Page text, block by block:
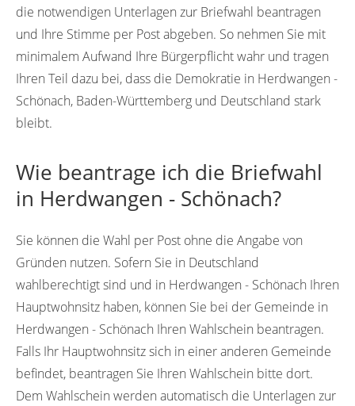
die notwendigen Unterlagen zur Briefwahl beantragen
und Ihre Stimme per Post abgeben. So nehmen Sie mit
minimalem Aufwand Ihre Bürgerpflicht wahr und tragen
Ihren Teil dazu bei, dass die Demokratie in Herdwangen -
Schönach, Baden-Württemberg und Deutschland stark
bleibt.
Wie beantrage ich die Briefwahl
in Herdwangen - Schönach?
Sie können die Wahl per Post ohne die Angabe von
Gründen nutzen. Sofern Sie in Deutschland
wahlberechtigt sind und in Herdwangen - Schönach Ihren
Hauptwohnsitz haben, können Sie bei der Gemeinde in
Herdwangen - Schönach Ihren Wahlschein beantragen.
Falls Ihr Hauptwohnsitz sich in einer anderen Gemeinde
befindet, beantragen Sie Ihren Wahlschein bitte dort.
Dem Wahlschein werden automatisch die Unterlagen zur